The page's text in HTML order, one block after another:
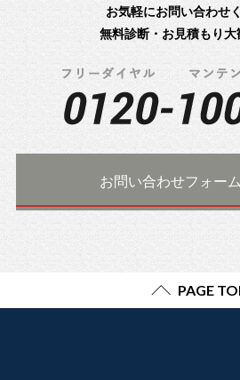
お気軽にお問い合わせ
無料診断・お見積もり大
お問い合わせフォー
PAGE